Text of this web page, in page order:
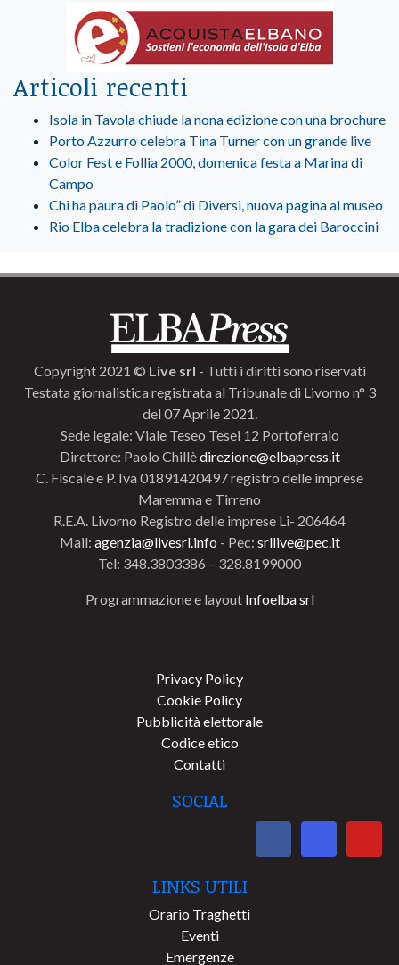
Articoli recenti
Isola in Tavola chiude la nona edizione con una brochure
Porto Azzurro celebra Tina Turner con un grande live
Color Fest e Follia 2000, domenica festa a Marina di
Campo
Chi ha paura di Paolo” di Diversi, nuova pagina al museo
Rio Elba celebra la tradizione con la gara dei Baroccini
Copyright 2021 © Live srl - Tutti i diritti sono riservati
Testata giornalistica registrata al Tribunale di Livorno n° 3
del 07 Aprile 2021.
Sede legale: Viale Teseo Tesei 12 Portoferraio
Direttore: Paolo Chillèdirezione@elbapress.it
C. Fiscale e P. Iva 01891420497 registro delle imprese
Maremma e Tirreno
R.E.A. Livorno Registro delle imprese Li- 206464
Mail: agenzia@livesrl.info - Pec: srllive@pec.it
Tel: 348.3803386 – 328.8199000
Programmazione e layout Infoelba srl
Privacy Policy
Cookie Policy
Pubblicità elettorale
Codice etico
Contatti
SOCIAL
LINKS UTILI
Orario Traghetti
Eventi
Emergenze